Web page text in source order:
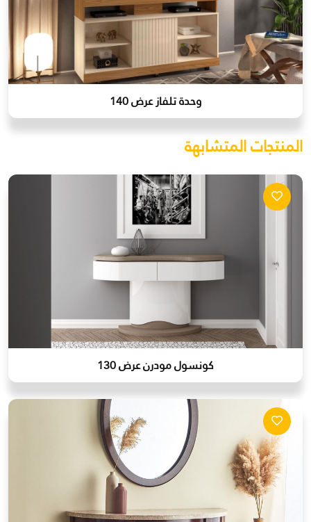
وحدة تلفاز عرض 140
المنتجات المتشابهة
كونسول مودرن عرض 130